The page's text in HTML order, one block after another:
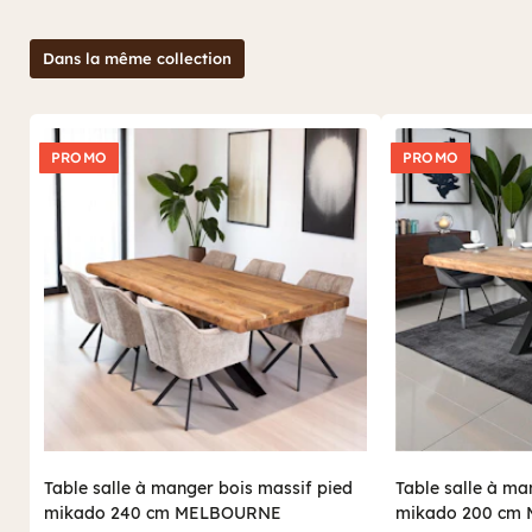
Dans la même collection
PROMO
Table salle à manger bois massif pied
mikado 240 cm MELBOURNE
PROMO
Table salle à
mikado 200 cm